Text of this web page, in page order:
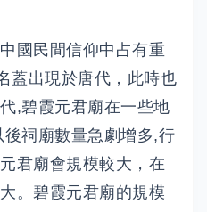
國民間信仰中占有重
蓋出現於唐代，此時也
,碧霞元君廟在一些地
祠廟數量急劇增多,行
君廟會規模較大，在
。碧霞元君廟的規模